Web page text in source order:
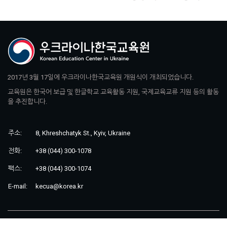
2017년 3월 17일에 우크라이나한국교육원 개원식이 개최되었습니다.
교육원은 한국어 보급 및 한글학교 교육활동 지원, 국제교육교류 지원 등의 활동
을 추진합니다.
주소: 8, Khreshchatyk St., Kyiv, Ukraine
전화: +38 (044) 300-1078
팩스: +38 (044) 300-1074
E-mail: kecua@korea.kr